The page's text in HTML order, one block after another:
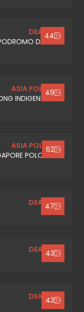
44
DEAUVILLE
DE SAN
49
ASIA POLO CUP
INDIGENOUS -
62
ASIA POLO CUP
POLO CLUB
47
DEAUVILLE
43
DEAUVILLE
43
DEAUVILLE